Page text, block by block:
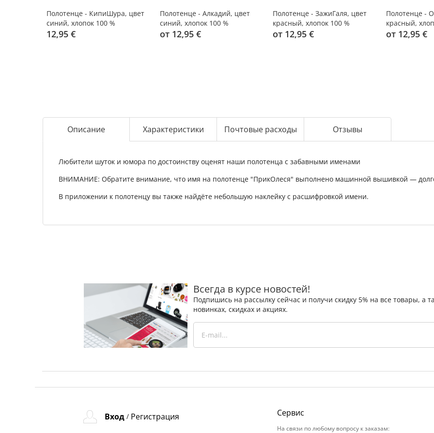
Полотенце - КипиШура, цвет
синий, хлопок 100 %
12,95 €
Полотенце - Алкадий, цвет
синий, хлопок 100 %
от 12,95 €
Полотенце - ЗажиГаля, цвет
красный, хлопок 100 %
от 12,95 €
Полотенце -
красный,
от 12,95 €
Описание Характеристики Почтовые расходы Отзывы
Любители шуток и юмора по достоинству оценят наши полотенца с забавными именами
ВНИМАНИЕ: Обратите внимание, что имя на полотенце "ПрикОлеся" выполнено машинной вышивкой —
В приложении к полотенцу вы также найдёте небольшую наклейку с расшифровкой имени.
Всегда в курсе новостей!
Подпишись на рассылку сейчас и получи скидку 5% на все товары,
новинках, скидках и акциях.
Вход / Регистрация Сервис
На связи по любому вопросу к заказам: